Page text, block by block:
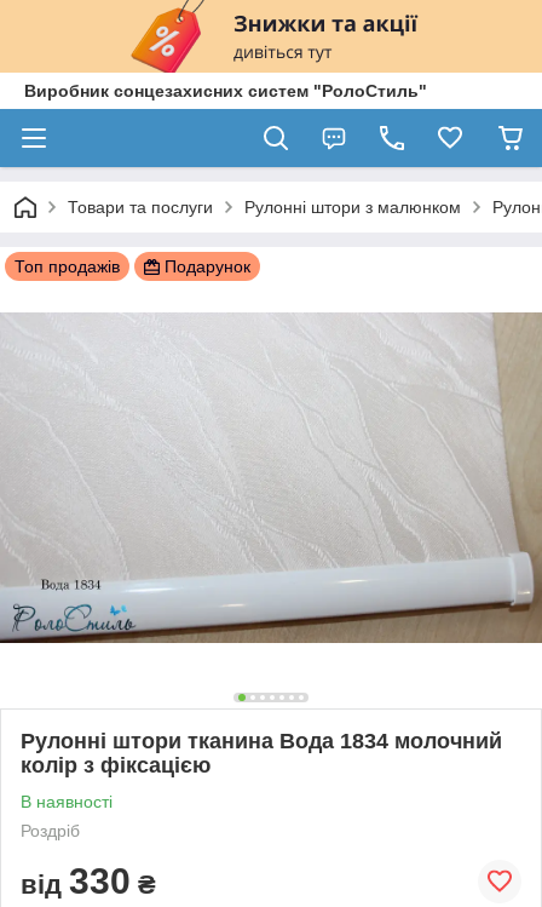
Виробник сонцезахисних систем "РолоСтиль"
Товари та послуги Рулонні штори з малюнком
Топ продажів Подарунок
Рулонні штори тканина Вода 1834 молочний
колір з фіксацією
В наявності
Роздріб
від 330 ₴